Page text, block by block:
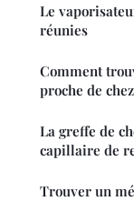
Le
réunies
Comment
proche de
La greffe de
capillaire de
Trouver un